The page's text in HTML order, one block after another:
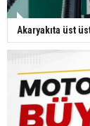
Akaryakıta üst